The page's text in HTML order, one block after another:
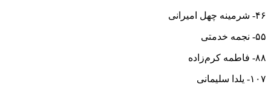
۴۶- شرمینه چهل امیرانی
۵۵- نجمه خدمتی
۸۸- فاطمه کرم‌زاده
۱۰۷- یلدا سلیمانی